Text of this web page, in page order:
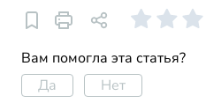
Вам помогла эта статья?
Да
Нет